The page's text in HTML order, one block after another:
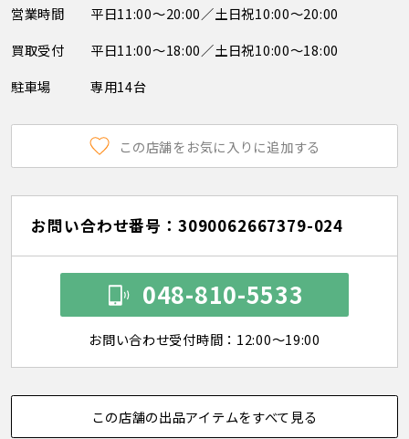
営業時間
平日11:00～20:00／土日祝10:00～20:00
買取受付
平日11:00～18:00／土日祝10:00～18:00
駐車場
専用14台
この店舗をお気に入りに追加する
お問い合わせ番号：3090062667379-024
048-810-5533
お問い合わせ受付時間：12:00～19:00
この店舗の出品アイテムをすべて見る